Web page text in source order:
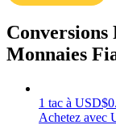
Gagner
Conversions
Monnaies
1 tac à USD$
Achetez avec